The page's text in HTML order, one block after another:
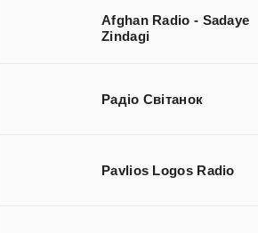
Afghan Radio - Sadaye
Zindagi
Радіо Світанок
Pavlios Logos Radio